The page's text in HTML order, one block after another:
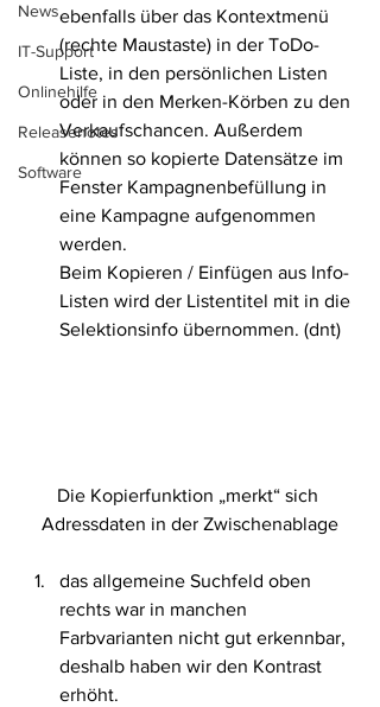
News
IT-Support
Onlinehilfe
Releasenotes
Software
ebenfalls über das Kontextmenü
(rechte Maustaste) in der ToDo-
Liste, in den persönlichen Listen
oder in den Merken-Körben zu den
Verkaufschancen. Außerdem
können so kopierte Datensätze im
Fenster Kampagnenbefüllung in
eine Kampagne aufgenommen
werden.
Beim Kopieren / Einfügen aus Info-
Listen wird der Listentitel mit in die
Selektionsinfo übernommen. (dnt)
Die Kopierfunktion „merkt“ sich
Adressdaten in der Zwischenablage
das allgemeine Suchfeld oben
rechts war in manchen
Farbvarianten nicht gut erkennbar,
deshalb haben wir den Kontrast
erhöht.